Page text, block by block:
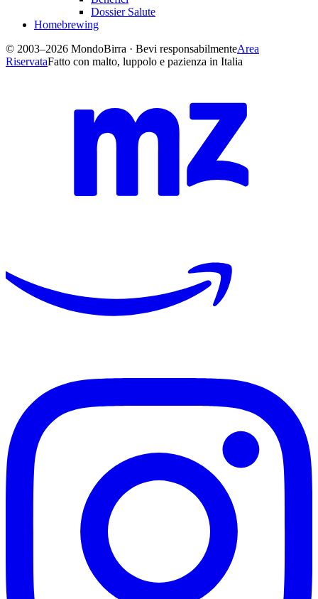
Dossier Salute
Homebrewing
© 2003–2026 MondoBirra · Bevi responsabilmenteArea
RiservataFatto con malto, luppolo e pazienza in Italia